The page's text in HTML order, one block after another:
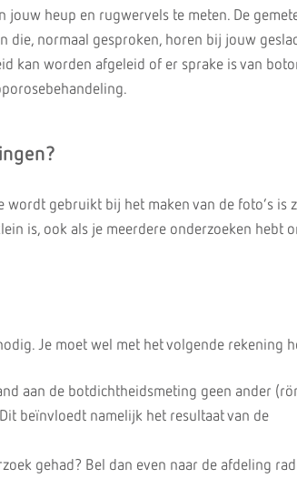
jouw heup en rugwervels te meten. De
die, normaal gesproken, horen bij jouw
kan worden afgeleid of er sprake is van
wordt gebruikt bij het maken van de foto’s is
is, ook als je meerdere onderzoeken hebt
Je moet wel met het volgende rekening
aan de botdichtheidsmeting geen ander
beïnvloedt namelijk het resultaat van de
gehad? Bel dan even naar de afdeling